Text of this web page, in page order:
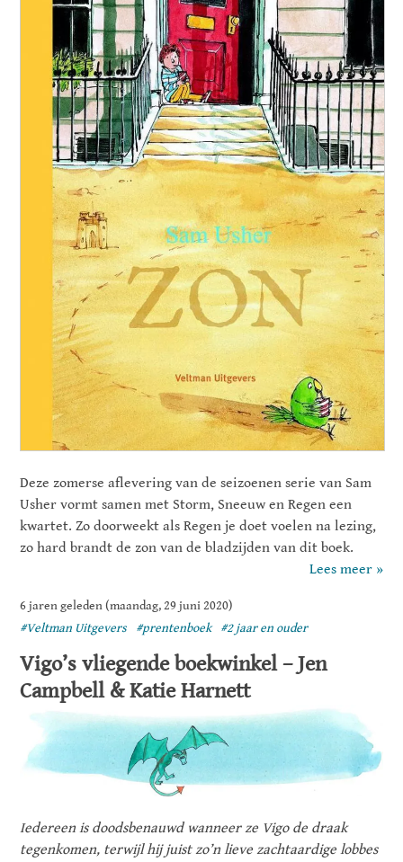
Deze zomerse aflevering van de seizoenen serie van Sam
Usher vormt samen met Storm, Sneeuw en Regen een
kwartet. Zo doorweekt als Regen je doet voelen na lezing,
zo hard brandt de zon van de bladzijden van dit boek.
Lees meer »
6 jaren geleden (maandag, 29 juni 2020)
#Veltman Uitgevers
#prentenboek #2 jaar en ouder
Vigo’s vliegende boekwinkel – Jen
Campbell & Katie Harnett
Iedereen is doodsbenauwd wanneer ze Vigo de draak
tegenkomen, terwijl hij juist zo’n lieve zachtaardige lobbes